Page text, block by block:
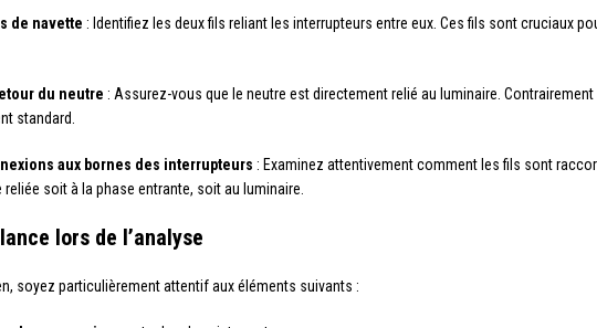
de navette : Identifiez les deux fils reliant les interrupteurs entre eux. Ces fils sont cruciaux
du neutre : Assurez-vous que le neutre est directement relié au luminaire.
standard.
aux bornes des interrupteurs : Examinez attentivement comment les fils sont
soit à la phase entrante, soit au luminaire.
lors de l’analyse
soyez particulièrement attentif aux éléments suivants :